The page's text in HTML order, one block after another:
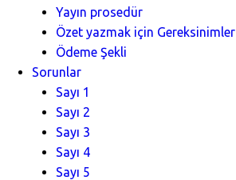
Yayın prosedür
Özet yazmak için Gereksinimler
Ödeme Şekli
Sorunlar
Sayı 1
Sayı 2
Sayı 3
Sayı 4
Sayı 5